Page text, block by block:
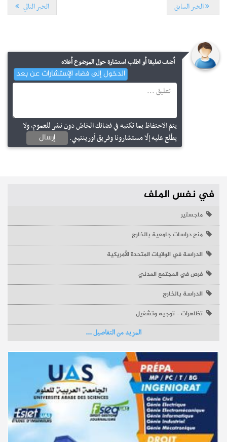
مستجدات
جامعة تونس : الترشح للحصول على منح دراسية بدولة الإمارات
العربية المتحدة
التسجيل الجامعي
تمديد آجال الترشح للماجستير بالمعهد العالى للتصرف بسوسة
2026-2027
نشر في23-07-2026
كيف يتم احتساب معدلات المترشحين لمناظرة السيزيام؟
إجابات
ماهي الشهادات الوطنية للتعليم العالي بتونس ؟
نشر في04-07-2023
الخبر السابق الخبر التالي
أضف تعليقا أو اطلب استشارة حول الموضوع أعلاه
الدخول إلى فضاء الإستشارات عن بعد
يتمّ الاحتفاظ بما تكتبه في فضائك الخاصّ دون نشر للعموم، ولا
يطّلع عليه إلّا مستشارونا وفريق أورينتيني.
إرسال
في نفس الملف
ماجستير
منح دراسات جامعية بالخارج
الدراسة في الولايات المتحدة الأمريكية
فرص في المجتمع المدني
الدراسة بالخارج
تظاهرات - توجيه وتشغيل
المزيد من التفاصيل ...